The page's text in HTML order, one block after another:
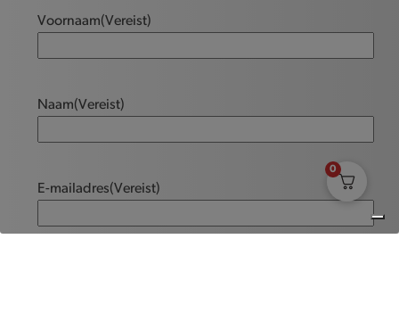
Voornaam(Vereist)
Naam(Vereist)
E-mailadres(Vereist)
0